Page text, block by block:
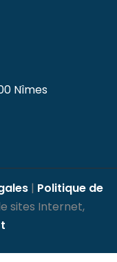
Nîmes
| Politique de
sites Internet,